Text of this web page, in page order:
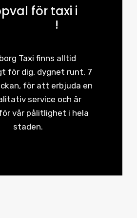
för taxi i
!
Taxi finns alltid
för dig, dygnet runt, 7
för att erbjuda en
service och är
vår pålitlighet i hela
staden.